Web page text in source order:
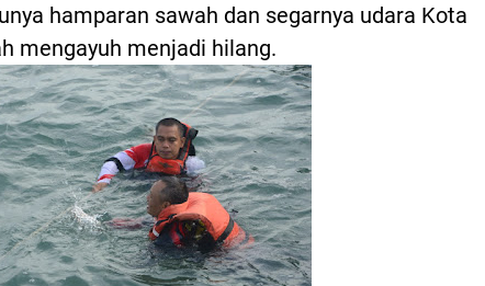
hamparan sawah dan segarnya udara Kota
mengayuh menjadi hilang.